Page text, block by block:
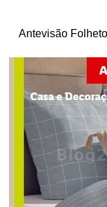
Antevisão